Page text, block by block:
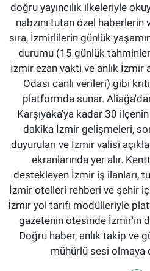
doğru yayıncılık ilkeleriyle
nabzını tutan özel haberlerin
sıra, İzmirlilerin günlük
durumu (15 günlük
İzmir ezan vakti ve anlık İzmir
Odası canlı verileri) gibi
platformda sunar.
Karşıyaka'ya kadar 30
dakika İzmir gelişmeleri,
duyuruları ve İzmir valisi
ekranlarında yer alır.
destekleyen İzmir iş ilanları,
İzmir otelleri rehberi ve şehir
İzmir yol tarifi modülleriyle
gazetenin ötesinde İzmir'in
Doğru haber, anlık takip ve
mühürlü sesi olmaya